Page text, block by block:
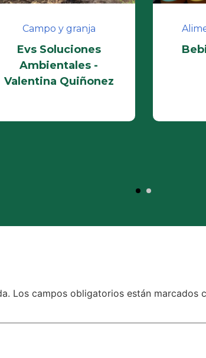
Campo y granja
Evs Soluciones
Ambientales -
Valentina Quiñonez
Los campos obligatorios están marcados